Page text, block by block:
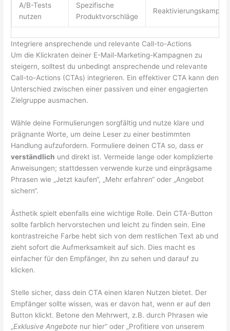
A/B-Tests
nutzen
Spezifische
Produktvorschläge
Integriere ansprechende und relevante Call-to-Actions
Um die Klickraten deiner E-Mail-Marketing-Kampagnen zu
steigern, solltest du unbedingt ansprechende und relevante
Call-to-Actions (CTAs) integrieren. Ein effektiver CTA kann den
Unterschied zwischen einer passiven und einer engagierten
Zielgruppe ausmachen.
Wähle deine Formulierungen sorgfältig und nutze klare und
prägnante Worte, um deine Leser zu einer bestimmten
Handlung aufzufordern. Formuliere deinen CTA so, dass er
verständlich und direkt ist. Vermeide lange oder komplizierte
Anweisungen; stattdessen verwende kurze und einprägsame
Phrasen wie „Jetzt kaufen“, „Mehr erfahren“ oder „Angebot
sichern“.
Ästhetik spielt ebenfalls eine wichtige Rolle. Dein CTA-Button
sollte farblich hervorstechen und leicht zu finden sein. Eine
kontrastreiche Farbe hebt sich von dem restlichen Text ab und
zieht sofort die Aufmerksamkeit auf sich. Dies macht es
einfacher für den Empfänger, ihn zu sehen und darauf zu
klicken.
Stelle sicher, dass dein CTA einen klaren Nutzen bietet. Der
Empfänger sollte wissen, was er davon hat, wenn er auf den
Button klickt. Betone den Mehrwert, z.B. durch Phrasen wie
„ Exklusive Angebote nur hier“ oder „Profitiere von unserem